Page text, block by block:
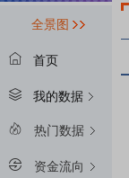
全景图
首页
我的数据
热门数据
资金流向